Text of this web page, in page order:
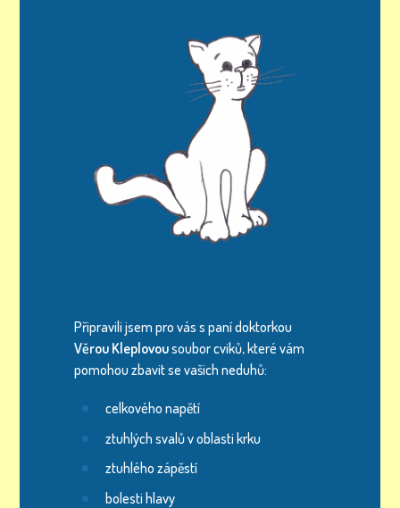
Připravili jsem pro vás s paní doktorkou
Věrou Kleplovousoubor cviků, které vám
pomohou zbavit se vašich neduhů:
celkového napětí
ztuhlých svalů v oblasti krku
ztuhlého zápěstí
bolesti hlavy